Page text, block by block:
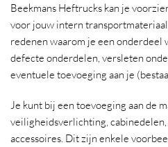
Beekmans Heftrucks kan je
voor jouw intern
redenen waarom je een onderdeel
defecte onderdelen, versleten
eventuele toevoeging aan je
Je kunt bij een toevoeging aan de
veiligheidsverlichting,
accessoires. Dit zijn enkele